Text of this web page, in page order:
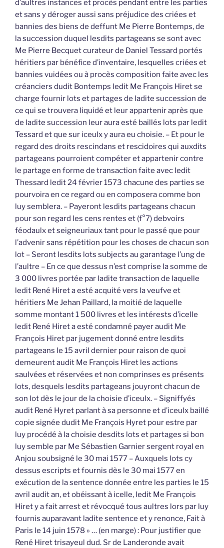
d’aultres instances et procès pendant entre les parties
et sans y déroger aussi sans préjudice des criées et
bannies des biens de deffunt Me Pierre Bontemps, de
la succession duquel lesdits partageans se sont avec
Me Pierre Becquet curateur de Daniel Tessard portés
héritiers par bénéfice d’inventaire, lesquelles criées et
bannies vuidées ou à procès composition faite avec les
créanciers dudit Bontemps ledit Me François Hiret se
charge fournir lots et partages de ladite succession de
ce qui se trouvera liquidé et leur appartenir après que
de ladite succession leur aura esté baillés lots par ledit
Tessard et que sur iceulx y aura eu choisie. – Et pour le
regard des droits rescindans et rescidoires qui auxdits
partageans pourroient compéter et appartenir contre
le partage en forme de transaction faite avec ledit
Thessard ledit 24 février 1573 chacune des parties se
pourvoira en ce regard ou en composera comme bon
luy semblera. – Payeront lesdits partageans chacun
pour son regard les cens rentes et (f°7) debvoirs
féodaulx et seigneuriaux tant pour le passé que pour
l’advenir sans répétition pour les choses de chacun son
lot – Seront lesdits lots subjects au garantage l’ung de
l’aultre – En ce que dessus n’est comprise la somme de
3 000 livres portée par ladite transaction de laquelle
ledit René Hiret a esté acquité vers la veufve et
héritiers Me Jehan Paillard, la moitié de laquelle
somme montant 1 500 livres et les intérests d’icelle
ledit René Hiret a esté condamné payer audit Me
François Hiret par jugement donné entre lesdits
partageans le 15 avril dernier pour raison de quoi
demeurent audit Me François Hiret les actions
saulvées et réservées et non comprinses es présents
lots, desquels lesdits partageans jouyront chacun de
son lot dès le jour de la choisie d’iceulx. – Signiffyés
audit René Hyret parlant à sa personne et d’iceulx baillé
copie signée dudit Me François Hyret pour estre par
luy procédé à la choisie desdits lots et partages si bon
luy semble par Me Sébastien Garnier sergent royal en
Anjou soubsigné le 30 mai 1577 – Auxquels lots cy
dessus escripts et fournis dès le 30 mai 1577 en
exécution de la sentence donnée entre les parties le 15
avril audit an, et obéissant à icelle, ledit Me François
Hiret y a fait arrest et révocqué tous aultres lors par luy
fournis auparavant ladite sentence et y renonce, Fait à
Paris le 14 juin 1578 » … (en marge) : Pour justifier que
René Hiret trisayeul dud. Sr de Landeronde avait